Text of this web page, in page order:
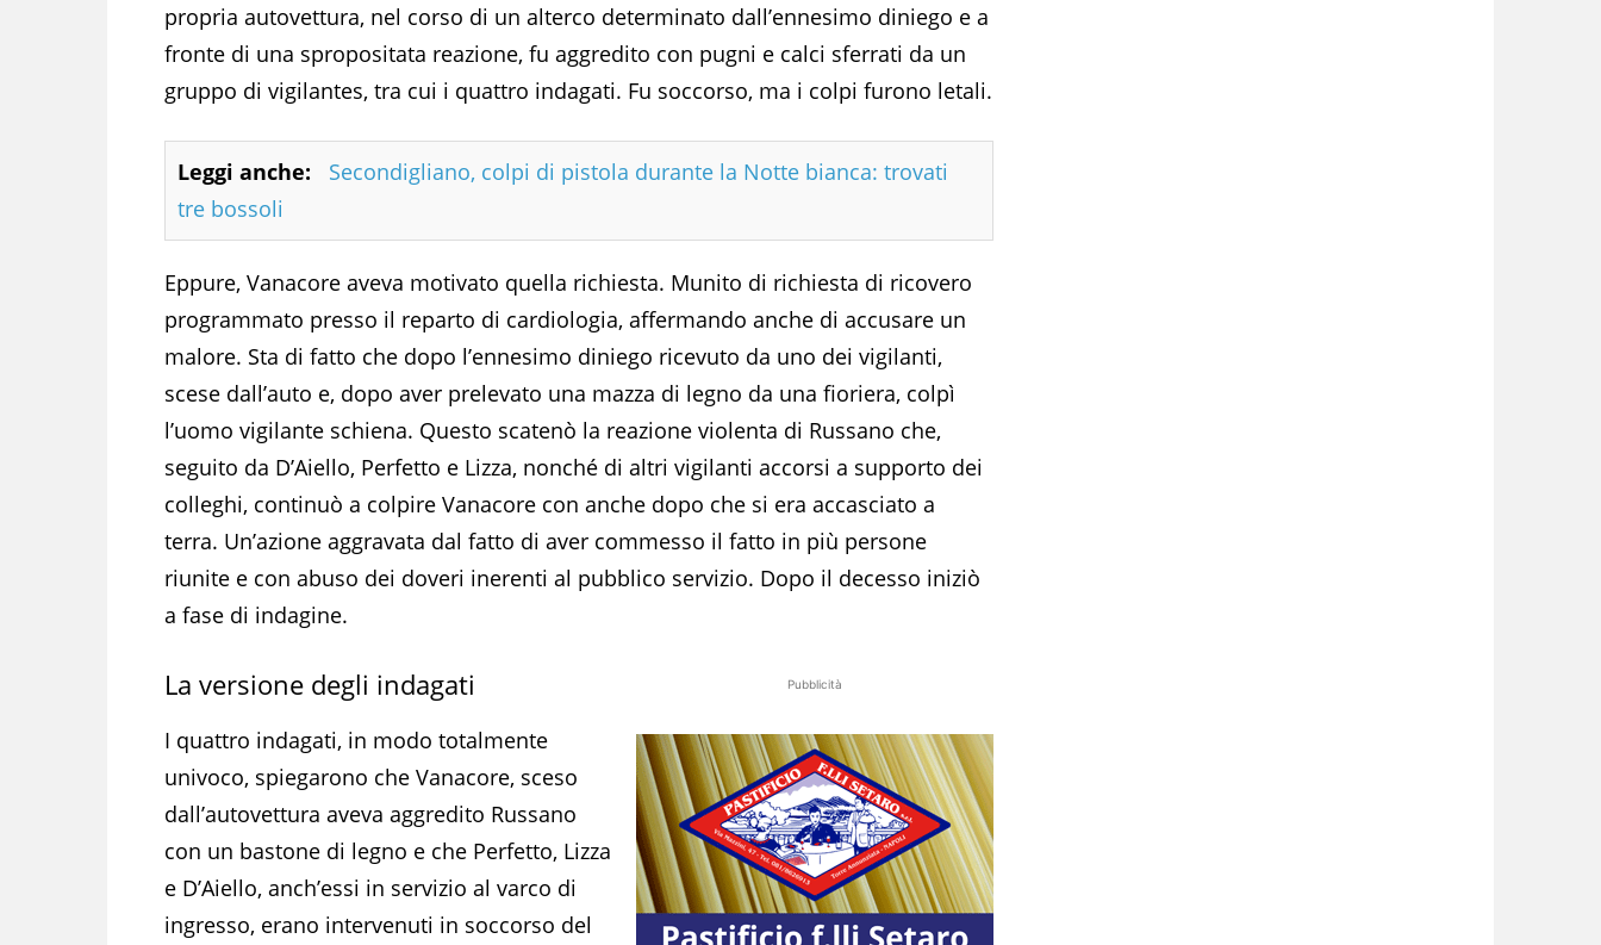
propria autovettura, nel corso di un alterco determinato dall’ennesimo diniego e a
fronte di una spropositata reazione, fu aggredito con pugni e calci sferrati da un
gruppo di vigilantes, tra cui i quattro indagati. Fu soccorso, ma i colpi furono letali.
Leggi anche:
Secondigliano, colpi di pistola durante la Notte bianca: trovati
tre bossoli
Eppure, Vanacore aveva motivato quella richiesta. Munito di richiesta di ricovero
programmato presso il reparto di cardiologia, affermando anche di accusare un
malore. Sta di fatto che dopo l’ennesimo diniego ricevuto da uno dei vigilanti,
scese dall’auto e, dopo aver prelevato una mazza di legno da una fioriera, colpì
l’uomo vigilante schiena. Questo scatenò la reazione violenta di Russano che,
seguito da D’Aiello, Perfetto e Lizza, nonché di altri vigilanti accorsi a supporto dei
colleghi, continuò a colpire Vanacore con anche dopo che si era accasciato a
terra. Un’azione aggravata dal fatto di aver commesso il fatto in più persone
riunite e con abuso dei doveri inerenti al pubblico servizio. Dopo il decesso iniziò
a fase di indagine.
Pubblicità
La versione degli indagati
I quattro indagati, in modo totalmente
univoco, spiegarono che Vanacore, sceso
dall’autovettura aveva aggredito Russano
con un bastone di legno e che Perfetto, Lizza
e D’Aiello, anch’essi in servizio al varco di
ingresso, erano intervenuti in soccorso del